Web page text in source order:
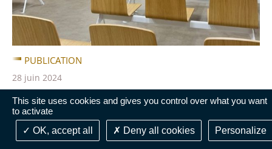
This site uses cookies and gives you control over what you want
to activate
OK, accept all
Deny all cookies Personalize
Publication de la sixième lettre de
jurisprudence des Tribunaux administratifs de
la Guadeloupe, Saint-Barthélemy et Saint-
PUBLICATION
28 juin 2024